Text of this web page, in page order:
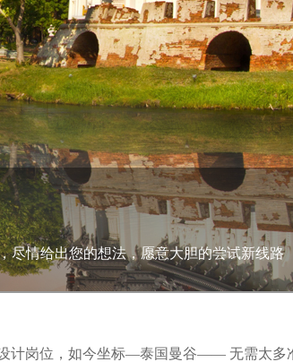
尽情给出您的想法，愿意大胆的尝试新线路
计岗位，如今坐标—泰国曼谷—— 无需太多